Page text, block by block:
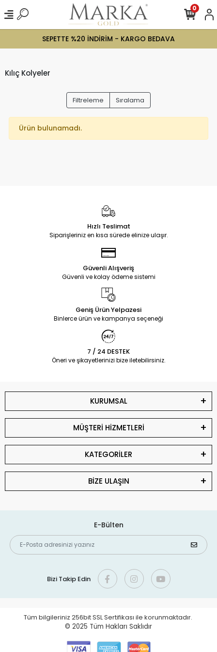
SEPETTE %20 İNDİRİM - KARGO BEDAVA
0
Kılıç Kolyeler
Filtreleme Sıralama
Ürün bulunamadı.
Hızlı Teslimat
Siparişleriniz en kısa sürede elinize ulaşır.
Güvenli Alışveriş
Güvenli ve kolay ödeme sistemi
Geniş Ürün Yelpazesi
Binlerce ürün ve kampanya seçeneği
7 / 24 DESTEK
Öneri ve şikayetlerinizi bize iletebilirsiniz.
KURUMSAL
MÜŞTERİ HİZMETLERİ
KATEGORİLER
BİZE ULAŞIN
E-Bülten
Bizi Takip Edin
Tüm bilgileriniz 256bit SSL Sertifikası ile korunmaktadır.
© 2025 Tüm Hakları Saklıdır